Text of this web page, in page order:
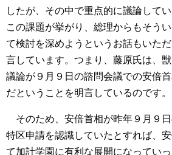
したが、その中で重点的に議論して
この課題が挙がり、総理からもそう
て検討を深めようというお話もいた
言しています。つまり、藤原氏は、
議論が９月９日の諮問会議での安倍
だということを明言しているのです。
そのため、安倍首相が昨年９月９
特区申請を認識していたとすれば、
て加計学園に有利な展開になってい